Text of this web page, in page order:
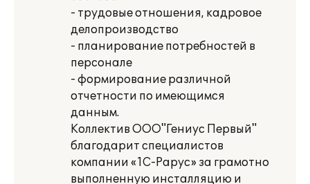
- трудовые отношения, кадровое
делопроизводство
- планирование потребностей в
персонале
- формирование различной
отчетности по имеющимся
данным.
Коллектив ООО"Гениус Первый"
благодарит специалистов
компании «1С-Рарус» за грамотно
выполненную инсталляцию и